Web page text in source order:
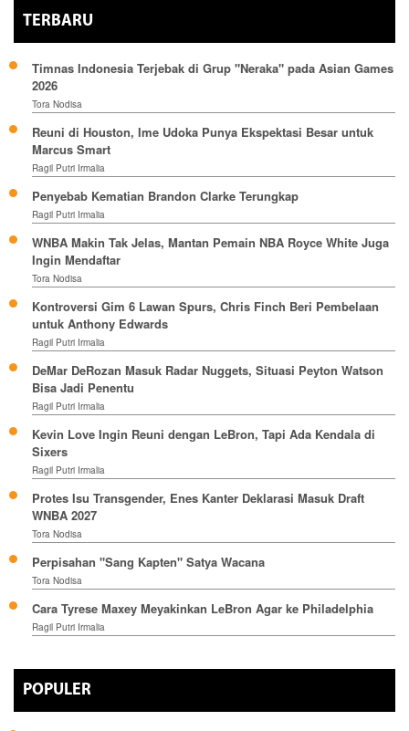
TERBARU
Timnas Indonesia Terjebak di Grup "Neraka" pada Asian Games
2026
Tora Nodisa
Reuni di Houston, Ime Udoka Punya Ekspektasi Besar untuk
Marcus Smart
Ragil Putri Irmalia
Penyebab Kematian Brandon Clarke Terungkap
Ragil Putri Irmalia
WNBA Makin Tak Jelas, Mantan Pemain NBA Royce White Juga
Ingin Mendaftar
Tora Nodisa
Kontroversi Gim 6 Lawan Spurs, Chris Finch Beri Pembelaan
untuk Anthony Edwards
Ragil Putri Irmalia
DeMar DeRozan Masuk Radar Nuggets, Situasi Peyton Watson
Bisa Jadi Penentu
Ragil Putri Irmalia
Kevin Love Ingin Reuni dengan LeBron, Tapi Ada Kendala di
Sixers
Ragil Putri Irmalia
Protes Isu Transgender, Enes Kanter Deklarasi Masuk Draft
WNBA 2027
Tora Nodisa
Perpisahan "Sang Kapten" Satya Wacana
Tora Nodisa
Cara Tyrese Maxey Meyakinkan LeBron Agar ke Philadelphia
Ragil Putri Irmalia
POPULER